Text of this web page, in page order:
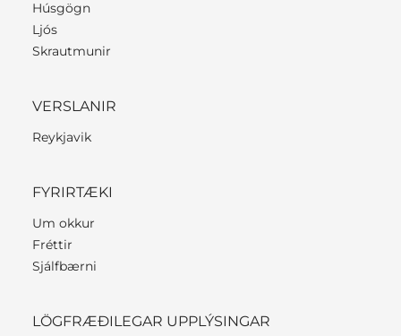
Húsgögn
Ljós
Skrautmunir
VERSLANIR
Reykjavik
FYRIRTÆKI
Um okkur
Fréttir
Sjálfbærni
LÖGFRÆÐILEGAR UPPLÝSINGAR